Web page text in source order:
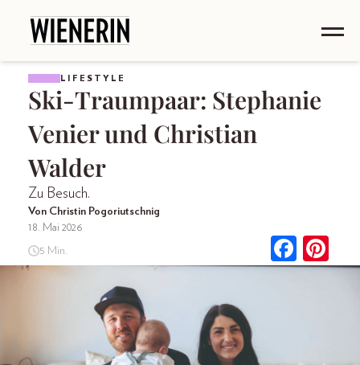
LIFESTYLE
Ski-Traumpaar: Stephanie
Venier und Christian
Walder
Zu Besuch.
Von Christin Pogoriutschnig
18. Mai 2026
5 Min.